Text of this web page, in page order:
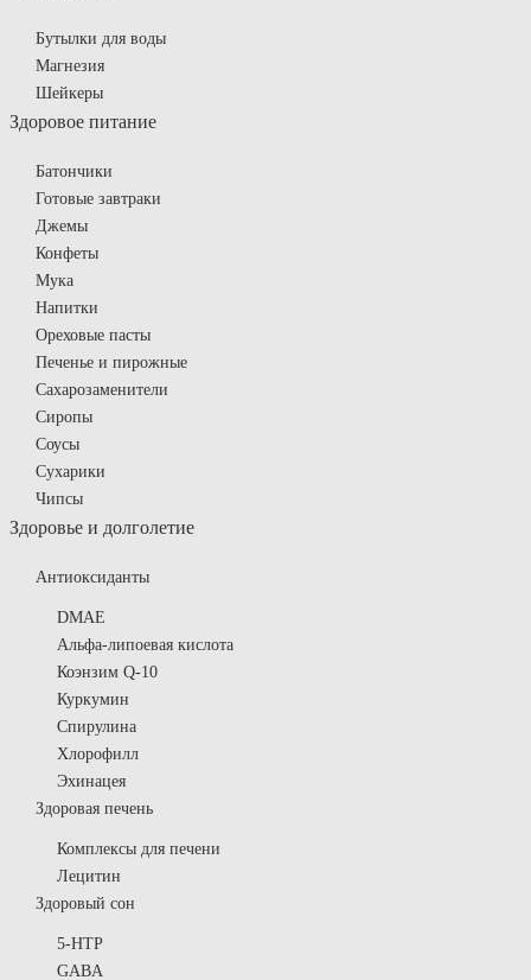
Бутылки для воды
Магнезия
Шейкеры
Здоровое питание
Батончики
Готовые завтраки
Джемы
Конфеты
Мука
Напитки
Ореховые пасты
Печенье и пирожные
Сахарозаменители
Сиропы
Соусы
Сухарики
Чипсы
Здоровье и долголетие
Антиоксиданты
DMAE
Альфа-липоевая кислота
Коэнзим Q-10
Куркумин
Спирулина
Хлорофилл
Эхинацея
Здоровая печень
Комплексы для печени
Лецитин
Здоровый сон
5-HTP
GABA